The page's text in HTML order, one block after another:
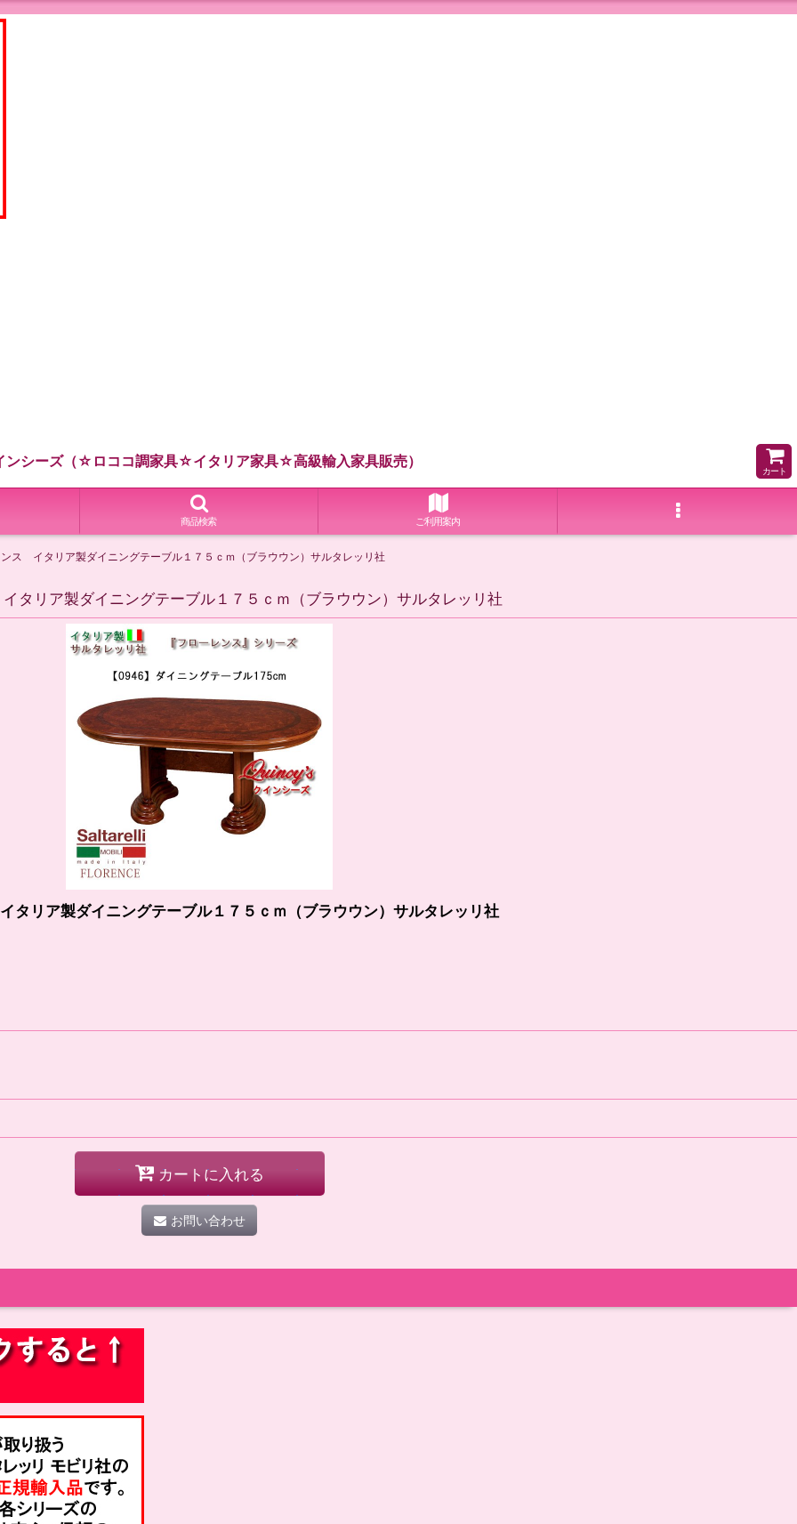
ンシーズ（☆ロココ調家具☆イタリア家具☆高級輸入家具販売）
カート
商品検索 ご利用案内
イタリア製ダイニングテーブル１７５ｃｍ（ブラウウン）サルタレッリ社
リア製ダイニングテーブル１７５ｃｍ（ブラウウン）サルタレッリ社
ア製ダイニングテーブル１７５ｃｍ（ブラウウン）サルタレッリ社
カートに入れる
お問い合わせ